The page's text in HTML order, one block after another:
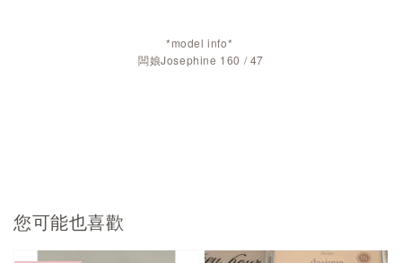
*model info*
闆娘Josephine 160 / 47
您可能也喜歡